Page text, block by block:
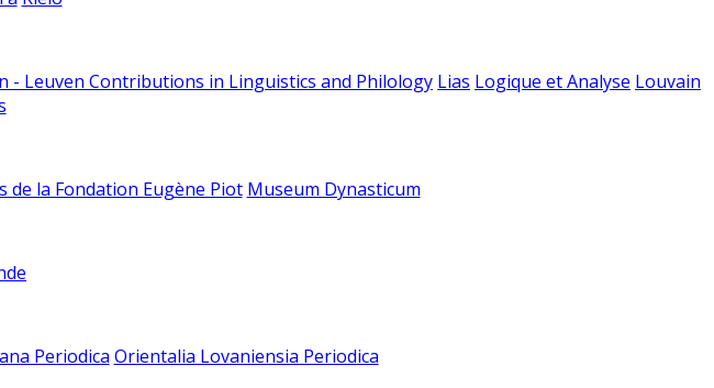
- Leuven Contributions in Linguistics and Philology Lias Logique et Analyse Louvain
la Fondation Eugène Piot Museum Dynasticum
Periodica Orientalia Lovaniensia Periodica